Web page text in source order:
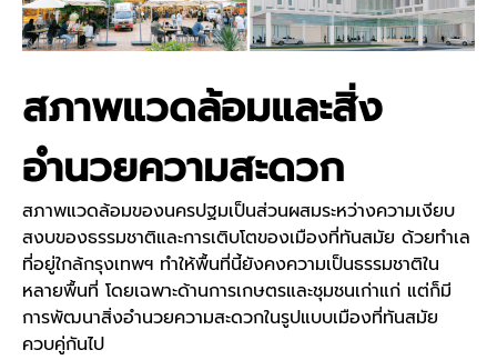
สภาพแวดล้อมและสิ่ง
อำนวยความสะดวก
สภาพแวดล้อมของนครปฐมเป็นส่วนผสมระหว่างความเงียบ
สงบของธรรมชาติและการเติบโตของเมืองที่ทันสมัย ด้วยทำเล
ที่อยู่ใกล้กรุงเทพฯ ทำให้พื้นที่นี้ยังคงความเป็นธรรมชาติใน
หลายพื้นที่ โดยเฉพาะด้านการเกษตรและชุมชนเก่าแก่ แต่ก็มี
การพัฒนาสิ่งอำนวยความสะดวกในรูปแบบเมืองที่ทันสมัย
ควบคู่กันไป